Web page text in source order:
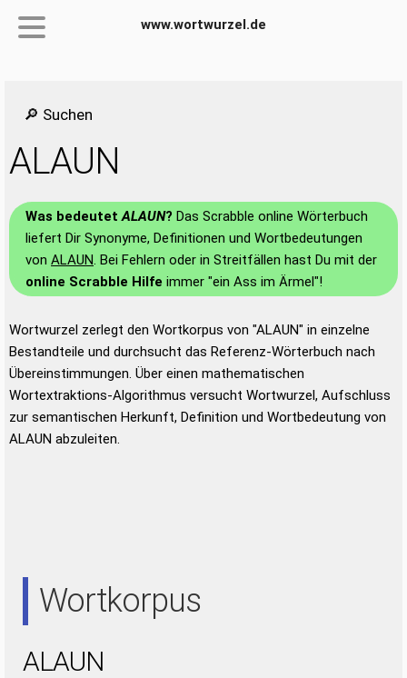
www.wortwurzel.de
🔎 Suchen
ALAUN
Was bedeutetALAUN? Das Scrabble online Wörterbuch
liefert Dir Synonyme, Definitionen und Wortbedeutungen
von ALAUN. Bei Fehlern oder in Streitfällen hast Du mit der
online Scrabble Hilfe immer "ein Ass im Ärmel"!
Wortwurzel zerlegt den Wortkorpus von "ALAUN" in einzelne
Bestandteile und durchsucht das Referenz-Wörterbuch nach
Übereinstimmungen. Über einen mathematischen
Wortextraktions-Algorithmus versucht Wortwurzel, Aufschluss
zur semantischen Herkunft, Definition und Wortbedeutung von
ALAUN abzuleiten.
Wortkorpus
ALAUN